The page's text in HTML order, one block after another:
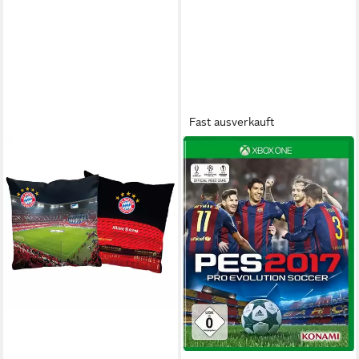
Fast ausverkauft
KONAMIPro Evolution
Soccer 2017 Xbox One
8,39 €